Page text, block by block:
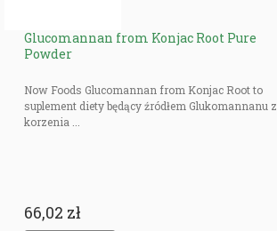
Glucomannan from Konjac Root Pure
Powder
Now Foods Glucomannan from Konjac Root to
suplement diety będący źródłem Glukomannanu z
korzenia ...
66,02 zł